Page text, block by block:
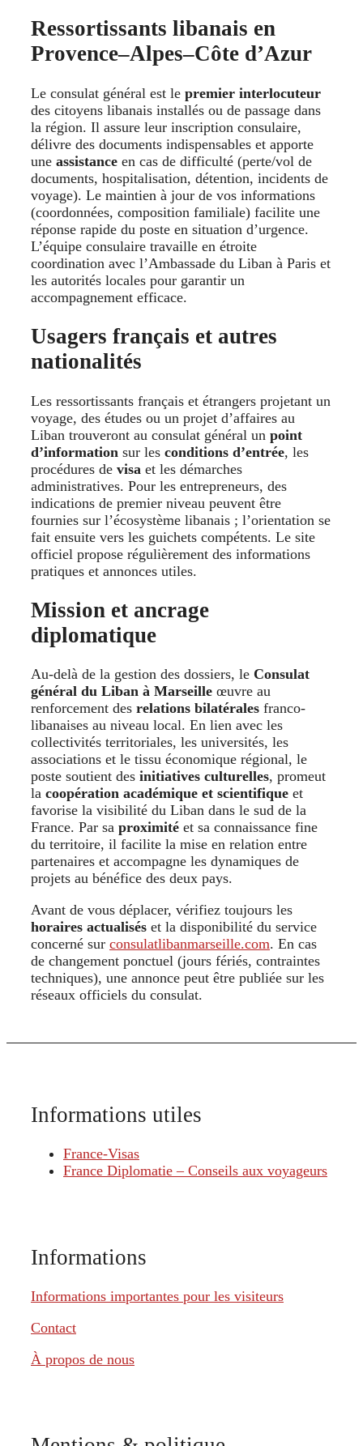
Ressortissants libanais en
Provence–Alpes–Côte d’Azur
Le consulat général est le premier interlocuteur
des citoyens libanais installés ou de passage dans
la région. Il assure leur inscription consulaire,
délivre des documents indispensables et apporte
une assistance en cas de difficulté (perte/vol de
documents, hospitalisation, détention, incidents de
voyage). Le maintien à jour de vos informations
(coordonnées, composition familiale) facilite une
réponse rapide du poste en situation d’urgence.
L’équipe consulaire travaille en étroite
coordination avec l’Ambassade du Liban à Paris et
les autorités locales pour garantir un
accompagnement efficace.
Usagers français et autres
nationalités
Les ressortissants français et étrangers projetant un
voyage, des études ou un projet d’affaires au
Liban trouveront au consulat général un point
d’information sur les conditions d’entrée, les
procédures de visa et les démarches
administratives. Pour les entrepreneurs, des
indications de premier niveau peuvent être
fournies sur l’écosystème libanais ; l’orientation se
fait ensuite vers les guichets compétents. Le site
officiel propose régulièrement des informations
pratiques et annonces utiles.
Mission et ancrage
diplomatique
Au-delà de la gestion des dossiers, le Consulat
général du Liban à Marseille œuvre au
renforcement des relations bilatérales franco-
libanaises au niveau local. En lien avec les
collectivités territoriales, les universités, les
associations et le tissu économique régional, le
poste soutient des initiatives culturelles, promeut
la coopération académique et scientifique et
favorise la visibilité du Liban dans le sud de la
France. Par sa proximité et sa connaissance fine
du territoire, il facilite la mise en relation entre
partenaires et accompagne les dynamiques de
projets au bénéfice des deux pays.
Avant de vous déplacer, vérifiez toujours les
horaires actualisés et la disponibilité du service
concerné sur consulatlibanmarseille.com. En cas
de changement ponctuel (jours fériés, contraintes
techniques), une annonce peut être publiée sur les
réseaux officiels du consulat.
Informations utiles
France-Visas
France Diplomatie – Conseils aux voyageurs
Informations
Informations importantes pour les visiteurs
Contact
À propos de nous